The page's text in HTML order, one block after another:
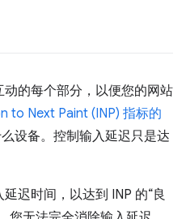
的每个部分，以便您的网站
to Next Paint (INP) 指标的
设备。控制输入延迟只是达
迟时间，以达到 INP 的“良